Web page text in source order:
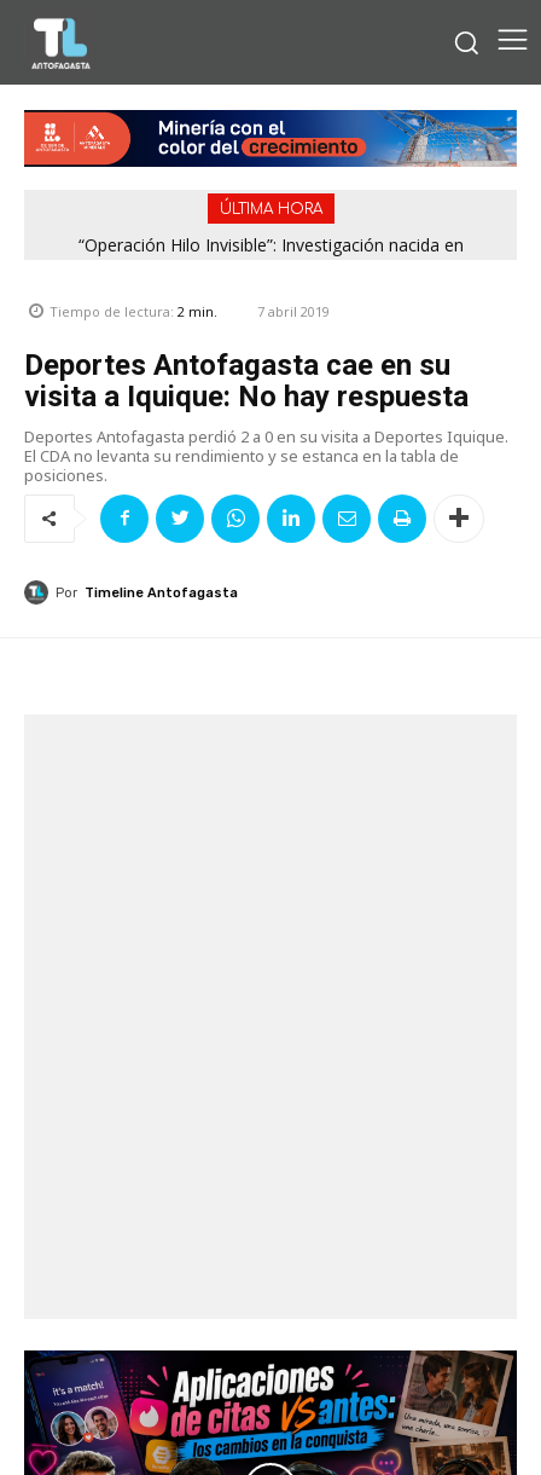
ÚLTIMA HORA
“Operación Hilo Invisible”: Investigación nacida en
Tiempo de lectura: 2 min. 7 abril 2019
Deportes Antofagasta cae en su
visita a Iquique: No hay respuesta
Deportes Antofagasta perdió 2 a 0 en su visita a Deportes Iquique.
El CDA no levanta su rendimiento y se estanca en la tabla de
posiciones.
Por Timeline Antofagasta